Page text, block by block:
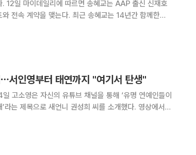
다. 최근 송혜교는 14년간 함께한
대표는 과거 송혜교
서인영부터 태연까지 "여기서 탄생"
제목으로 새언니 권성희 씨를 소개했다. 영상에서